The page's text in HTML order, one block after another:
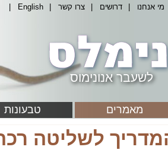
מאמרים טבעונות
לשעבר אנונימוס
מי אנחנו דרושים צרו קשר English
לשליטה